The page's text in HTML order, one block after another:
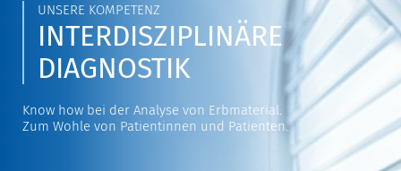
UNSERE KOMPETENZ
INTERDISZIPLINÄRE
DIAGNOSTIK
Know how bei der Analyse von Erbmaterial.
Zum Wohle von Patientinnen und Patienten.